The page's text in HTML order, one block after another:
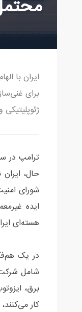
ایران با
برای
ترامپ در
حال،
شورای
ایده
هسته‌ای
در یک
شامل
برق،
کار